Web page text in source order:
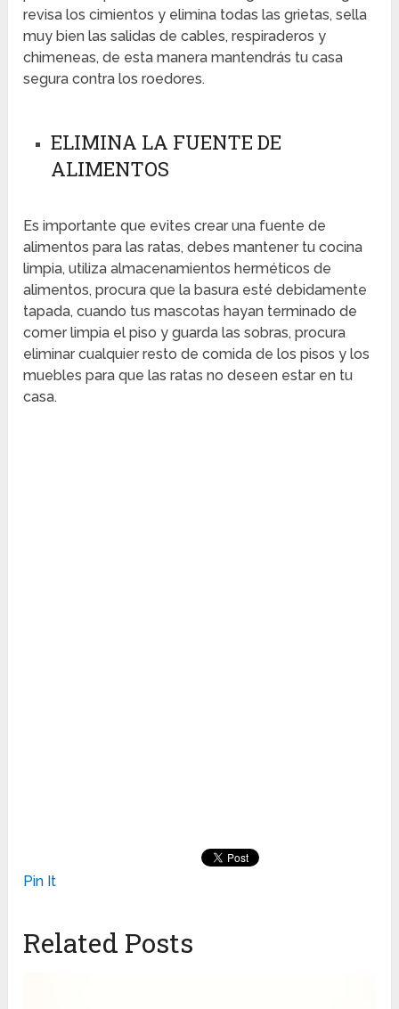
revisa los cimientos y elimina todas las grietas, sella
muy bien las salidas de cables, respiraderos y
chimeneas, de esta manera mantendrás tu casa
segura contra los roedores.
ELIMINA LA FUENTE DE
ALIMENTOS
Es importante que evites crear una fuente de
alimentos para las ratas, debes mantener tu cocina
limpia, utiliza almacenamientos herméticos de
alimentos, procura que la basura esté debidamente
tapada, cuando tus mascotas hayan terminado de
comer limpia el piso y guarda las sobras, procura
eliminar cualquier resto de comida de los pisos y los
muebles para que las ratas no deseen estar en tu
casa.
Pin It
Related Posts